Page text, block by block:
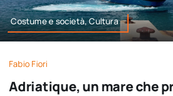
Costume e società, Cultura
Fabio Fiori
Adriatique, un mare che